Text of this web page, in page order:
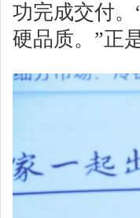
功完成交付
硬品质。”正